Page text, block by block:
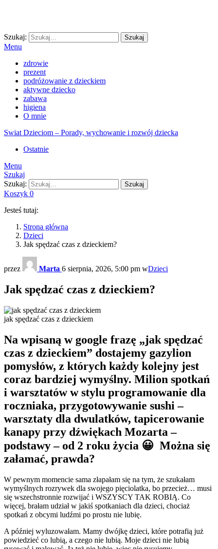
Szukaj: Szukaj
Menu
zdrowie
prezent
podróżowanie z dzieckiem
aktywne dziecko
zabawa
higiena
O mnie
Swiat Dzieciom – Porady, wychowanie i rozwój dziecka
Ostatnie
Menu
Szukaj
Szukaj:
Szukaj
Koszyk 0
Jesteś tutaj:
Strona główna
Dzieci
Jak spędzać czas z dzieckiem?
przez Marta 6 sierpnia, 2026, 5:00 pm wDzieci
Jak spędzać czas z dzieckiem?
jak spędzać czas z dzieckiem
Na wpisaną w google frazę „jak spędzać
czas z dzieckiem” dostajemy gazylion
pomysłów, z których każdy kolejny jest
coraz bardziej wymyślny. Milion spotkań
i warsztatów w stylu programowanie dla
roczniaka, przygotowywanie sushi –
warsztaty dla dwulatków, tapicerowanie
kanapy przy dźwiękach Mozarta –
podstawy – od 2 roku życia 😀 Można się
załamać, prawda?
W pewnym momencie sama złapałam się na tym, że szukałam
wymyślnych rozrywek dla swojego pięciolatka, bo przecież… musi
się wszechstronnie rozwijać i WSZYSCY TAK ROBIĄ. Co
więcej, brałam udział w jakiś spotkaniach dla dzieci, chociaż
spotkań z obcymi ludźmi po prostu nie lubię.
A później wyluzowałam. Mamy dwójkę dzieci, które potrafią już
powiedzieć co lubią, a czego nie lubią. Moje dzieci nie lubią